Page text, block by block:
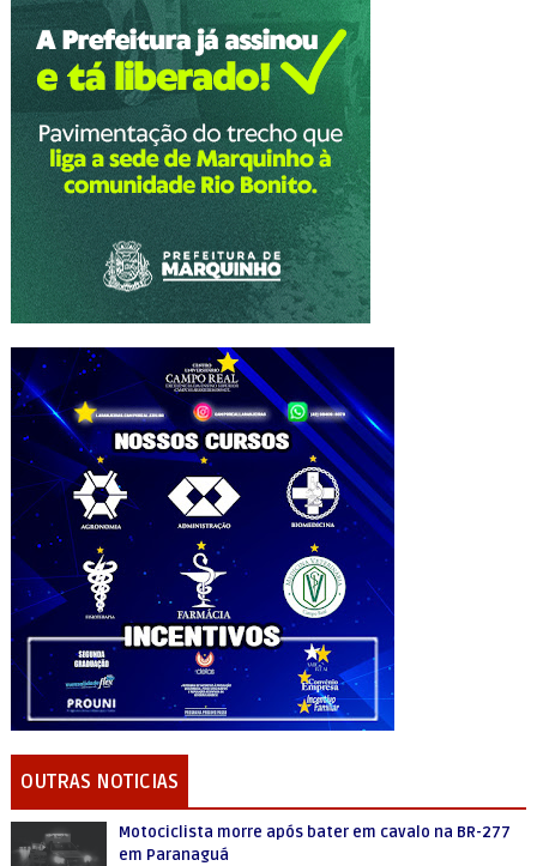
OUTRAS NOTICIAS
Motociclista morre após bater em cavalo na BR-277
em Paranaguá